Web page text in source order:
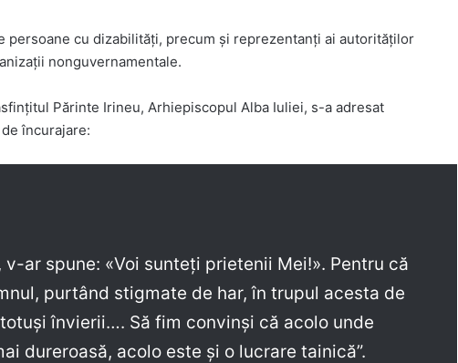
persoane cu dizabilități, precum și reprezentanți ai autorităților
nonguvernamentale.
Părinte Irineu, Arhiepiscopul Alba Iuliei, s-a adresat
încurajare:
v-ar spune: «Voi sunteți prietenii Mei!». Pentru că
purtând stigmate de har, în trupul acesta de
învierii…. Să fim convinși că acolo unde
dureroasă, acolo este și o lucrare tainică”.